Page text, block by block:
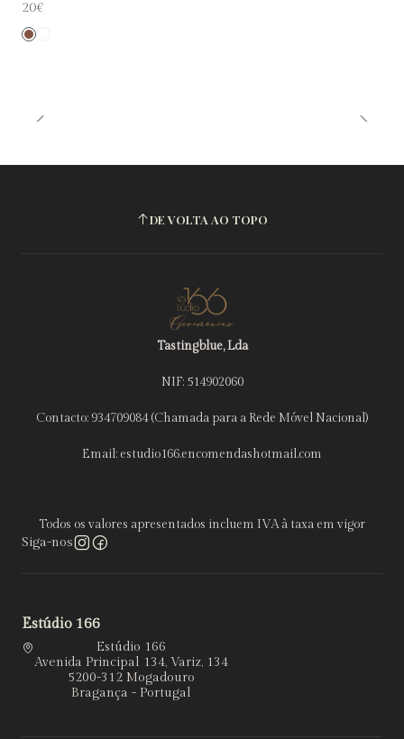
20€
DE VOLTA AO TOPO
Tastingblue, Lda
NIF: 514902060
Contacto: 934709084 (Chamada para a Rede Móvel Nacional)
Email: estudio166.encomendashotmail.com
Todos os valores apresentados incluem IVA à taxa em vigor
Siga-nos
Estúdio 166
Estúdio 166
Avenida Principal 134, Variz, 134
5200-312 Mogadouro
Bragança - Portugal